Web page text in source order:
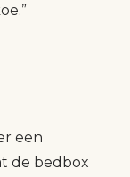
een
de bedbox